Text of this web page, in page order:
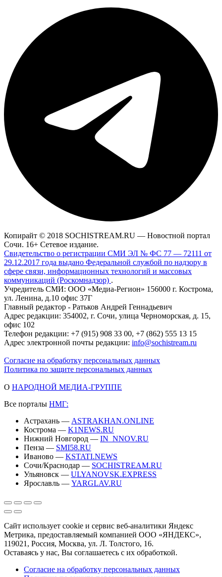
Копирайт © 2018 SOCHISTREAM.RU — Новостной портал
Сочи. 16+ Сетевое издание.
Свидетельство о регистрации СМИ ЭЛ № ФС 77 — 72111 от
29.12.2017 года выдано Федеральной службой по надзору в
сфере связи, информационных технологий и массовых
коммуникаций (Роскомнадзор) .
Учредитель СМИ: ООО «Медиа-Регион» 156000 г. Кострома,
ул. Ленина, д.10 офис 37Г
Главный редактор - Ратьков Андрей Геннадьевич
Адрес редакции: 354002, г. Сочи, улица Черноморская, д. 15,
офис 102
Телефон редакции: +7 (915) 908 33 00, +7 (862) 555 13 15
Адрес электронной почты редакции: info@sochistream.ru
Согласие на обработку персональных данных
Политика по защите персональных данных
О НАРОДНОЙ МЕДИА-ГРУППЕ
Все порталы НМГ:
Астрахань — ASTRAKHAN.ONLINE
Кострома — K1NEWS.RU
Нижний Новгород — IN_NNOV.RU
Пенза — SMI58.RU
Иваново — KSTATI.NEWS
Сочи/Краснодар — SOCHISTREAM.RU
Ульяновск — ULYANOVSK.EXPRESS
Ярославль — YARGLAV.RU
Сайт использует cookie и сервис веб-аналитики Яндекс
Метрика, предоставляемый компанией ООО «ЯНДЕКС»,
119021, Россия, Москва, ул. Л. Толстого, 16.
Оставаясь у нас, Вы соглашаетесь с их обработкой.
Согласие на обработку персональных данных